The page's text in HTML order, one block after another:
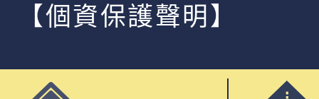
【個資保護聲明】